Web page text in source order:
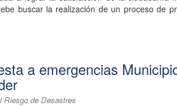
buscar la realización de un proceso de
a emergencias
Riesgo de Desastres